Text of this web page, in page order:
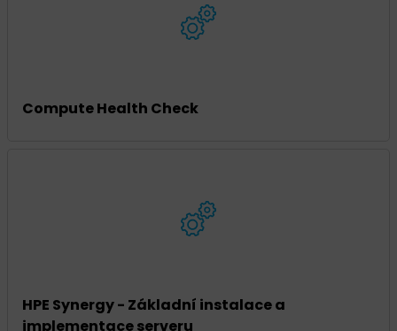
Compute Health Check
HPE Synergy - Základní instalace a
implementace serveru